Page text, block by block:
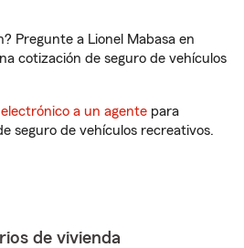
Pregunte a Lionel Mabasa en
cotización de seguro de vehículos
a un agente para
seguro de vehículos recreativos.
de vivienda